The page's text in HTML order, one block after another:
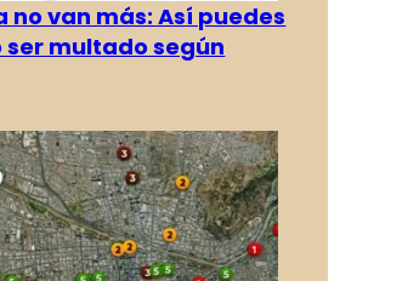
no van más: Así puedes
multado según